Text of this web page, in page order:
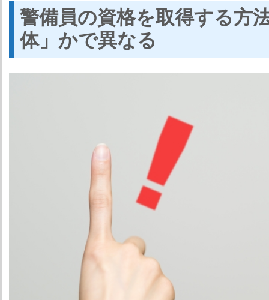
警備員の資格を取得する方
体」かで異なる